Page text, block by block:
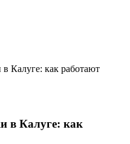
Калуге: как работают
в Калуге: как